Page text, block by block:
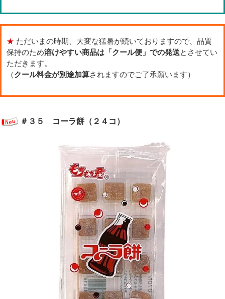
★ ただいまの時期、大変な猛暑が続いておりますので、品質
保持のため溶けやすい商品は「クール便」での発送とさせてい
ただきます。
（クール料金が別途加算されますのでご了承願います）
＃３５ コーラ餅（２４コ）